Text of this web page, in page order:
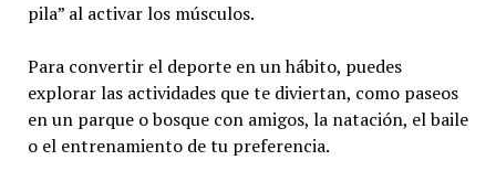
pila” al activar los músculos.
Para convertir el deporte en un hábito, puedes
explorar las actividades que te diviertan, como paseos
en un parque o bosque con amigos, la natación, el baile
o el entrenamiento de tu preferencia.